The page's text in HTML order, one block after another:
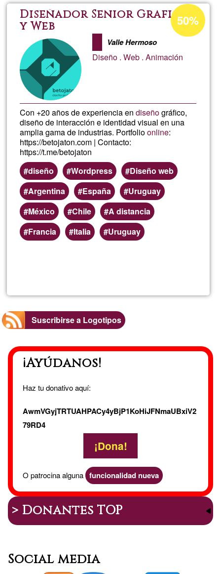
Art
Diseño
Diseñador Senior Grafico
y Web
Valle Hermoso
Diseño . Web . Animación
Con +20 años de experiencia endiseñográfico,
diseño de interacción e identidad visual en una
amplia gama de industrias. Portfolioonline:
https://betojaton.com | Contacto:
https://t.me/betojaton
diseño
Wordpress
Diseño web
Argentina
España
Uruguay
México
Chile
A distancia
Francia
Italia Uruguay
Porcentaje
de
aceptación
de
50%
Suscribirse a Logotipos
¡Ayúdanos!
Haz tu donativo aquí:
AwmVGyjTRTUAHPACy4yBjP1KoHiJFNmaUBxiV2
79RD4
¡Dona!
O patrocina alguna funcionalidad nueva
> Donantes TOP
Social media